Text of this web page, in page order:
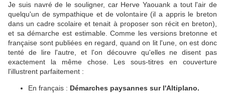
Je suis navré de le souligner, car Herve Yaouank a tout l'air de
quelqu'un de sympathique et de volontaire (il a appris le breton
dans un cadre scolaire et tenait à proposer son récit en breton),
et sa démarche est estimable. Comme les versions bretonne et
française sont publiées en regard, quand on lit l'une, on est donc
tenté de lire l'autre, et l'on découvre qu'elles ne disent pas
exactement la même chose. Les sous-titres en couverture
l'illustrent parfaitement :
En français : Démarches paysannes sur l'Altiplano.